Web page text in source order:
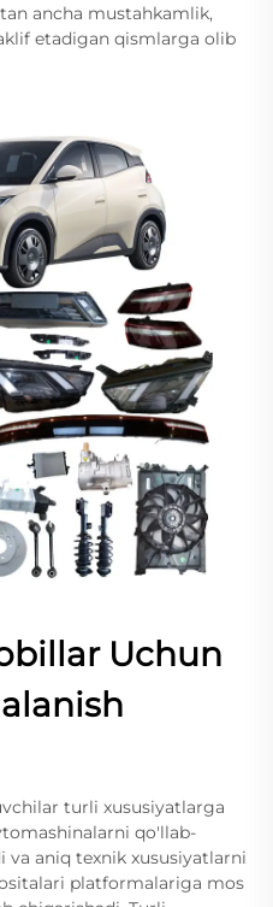
ancha mustahkamlik,
etadigan qismlarga olib
Uchun
turli xususiyatlarga
qo'llab-
va aniq texnik xususiyatlarni
platformalariga mos